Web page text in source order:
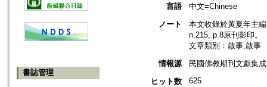
書誌管理
言語
中文=Chinese
ノート
本文收錄於黃夏年主
n.215, p.8原刊影印。
文章類別：啟事,啟事
情報源
民國佛教期刊文獻集
ヒット数
625